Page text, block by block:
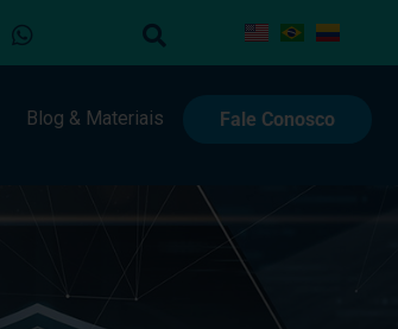
Blog & Materiais Fale Conosco